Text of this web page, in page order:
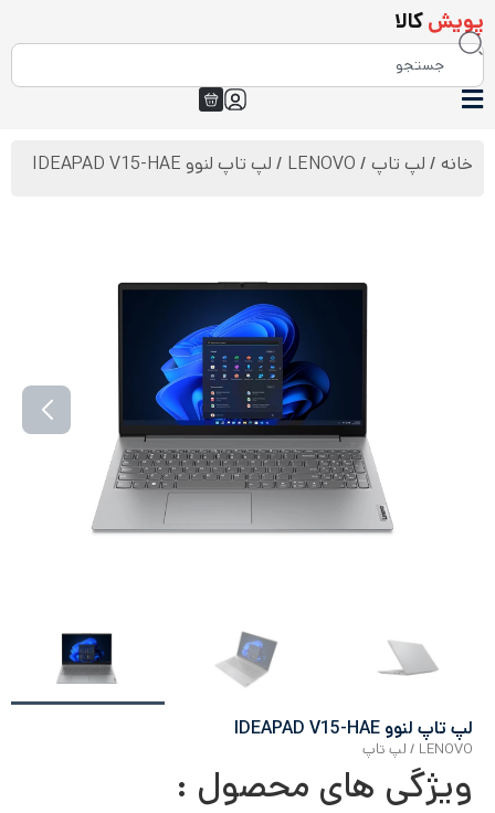
پویشکالا
خانه / لپ تاپ /
LENOVO / لپ تاپ لنوو IDEAPAD V15-HAE
لپ تاپ لنوو IDEAPAD V15-HAE
LENOVO
/ لپ تاپ
ویژگی های محصول :